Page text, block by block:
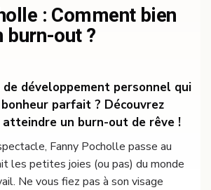
: Comment bien
burn-out ?
développement personnel qui
parfait ? Découvrez
un burn-out de rêve !
Fanny Pocholle passe au
les petites joies (ou pas) du monde
Ne vous fiez pas à son visage